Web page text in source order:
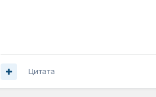
Цитата